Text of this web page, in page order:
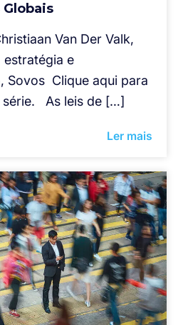
Van Der Valk,
e
Sovos Clique aqui para
série. As leis de […]
Ler mais